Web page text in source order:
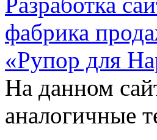
фабрика
«Рупор для
На данном
аналогичные